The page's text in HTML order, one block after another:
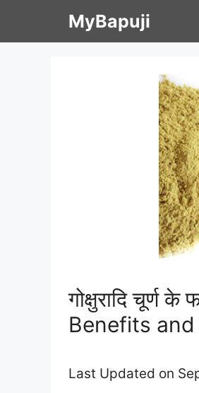
MyBapuji
गोक्षुरादि
Benefits
Last Updated on